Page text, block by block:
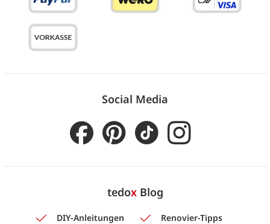
Social Media
tedoxBlog
DIY-Anleitungen
Renovier-Tipps